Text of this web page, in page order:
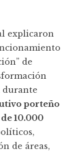
explicaron
de
durante
porteño
10.000
de áreas,